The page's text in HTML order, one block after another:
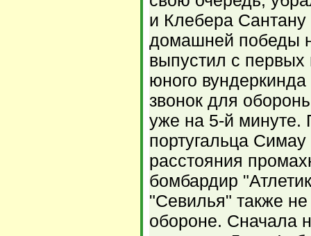
и Клебера Сантану
домашней победы
выпустил с первых
юного
звонок для
уже на 5-й минуте.
португальца
расстояния
бомбардир
"Севилья" также
обороне. Сначала